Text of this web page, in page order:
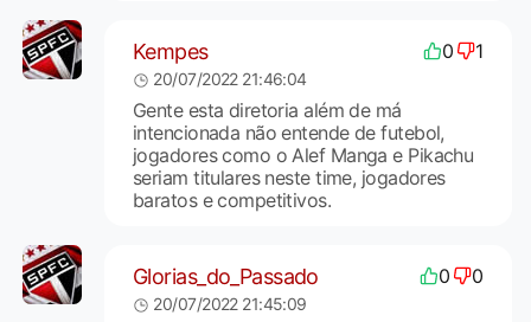
Kempes 0 1
20/07/2022 21:46:04
Gente esta diretoria além de má
intencionada não entende de futebol,
jogadores como o Alef Manga e Pikachu
seriam titulares neste time, jogadores
baratos e competitivos.
Glorias_do_Passado 0 0
20/07/2022 21:45:09